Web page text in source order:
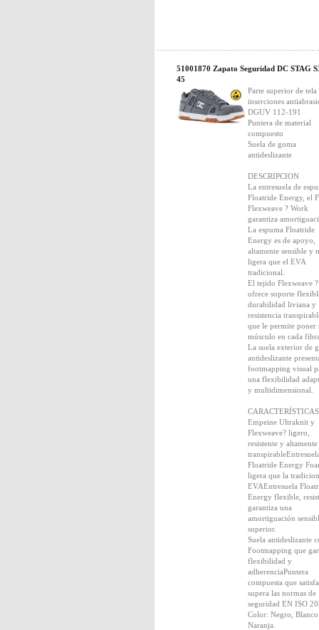
51001870 Zapato Seguridad DC STAG
45
Parte superior de tela
inserciones
DGUV 112-191
Puntera de material
compuesto
Suela de goma
antideslizante
DESCRIPCION
La entresuela de
Floatride Energy, el
Flexweave ? Work
garantiza
La espuma Floatride
Energy es de apoyo,
altamente sensible y
ligera que el EVA
tradicional.
El tejido Flexweave ?
ofrece soporte
durabilidad liviana y
resistencia
que le permite poner
músculo en cada
La suela exterior de
antideslizante
footmapping visual
una flexibilidad
y multidimensional.
CARACTERÍSTICAS
Empeine Ultraknit y
Flexweave? ligero,
resistente y altamente
Floatride Energy
ligera que la
EVAEntresuela
Energy flexible,
garantiza una
amortiguación
superior.
Suela antideslizante
Footmapping que
flexibilidad y
adherenciaPuntera
compuesta que
supera las normas de
seguridad EN ISO
Color: Negro,
Naranja.